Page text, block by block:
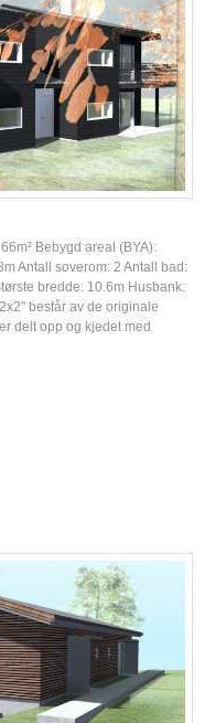
Bebygd areal (BYA):
Antall soverom: 2 Antall bad:
bredde: 10.6m Husbank:
består av de originale
delt opp og kjedet med